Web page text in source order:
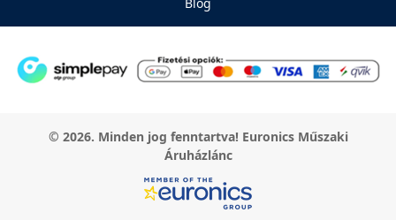
© 2026. Minden jog fenntartva! Euronics Műszaki
Áruházlánc